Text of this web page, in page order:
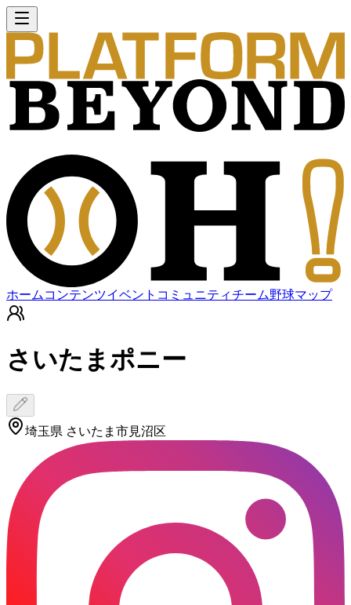
ホーム コンテンツイベント コミュニティチーム野球マップ
さいたまポニー
埼玉県 さいたま市見沼区